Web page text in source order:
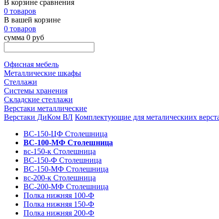
В корзине сравнения
0 товаров
В вашей корзине
0 товаров
сумма 0 руб
Офисная мебель
Металлические шкафы
Стеллажи
Системы хранения
Складские стеллажи
Верстаки металлические
Верстаки ДиКом ВЛ Комплектующие для металическиих
ВС-150-ЦФ Столешница
ВС-100-МФ Столешница
вс-150-к Столешница
ВС-150-Ф Столешница
ВС-150-МФ Столешница
вс-200-к Столешница
ВС-200-МФ Столешница
Полка нижняя 100-Ф
Полка нижняя 150-Ф
Полка нижняя 200-Ф